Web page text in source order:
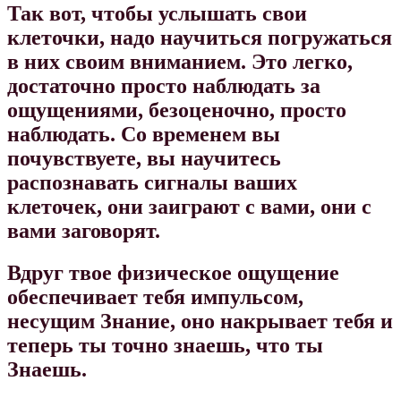
Так вот, чтобы услышать свои
клеточки, надо научиться погружаться
в них своим вниманием. Это легко,
достаточно просто наблюдать за
ощущениями, безоценочно, просто
наблюдать. Со временем вы
почувствуете, вы научитесь
распознавать сигналы ваших
клеточек, они заиграют с вами, они с
вами заговорят.
Вдруг твое физическое ощущение
обеспечивает тебя импульсом,
несущим Знание, оно накрывает тебя и
теперь ты точно знаешь, что ты
Знаешь.